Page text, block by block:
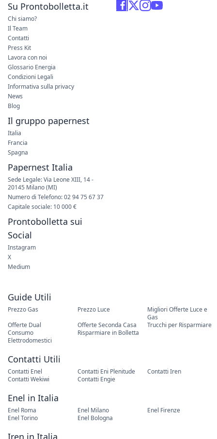
Guide Utili
Prezzo Gas Prezzo Luce
Migliori Offerte Luce e
Gas
Offerte Dual
Offerte Seconda Casa
Trucchi per Risparmiare
Consumo
Elettrodomestici
Risparmiare in Bolletta
Contatti Utili
Contatti Enel Contatti Eni Plenitude
Contatti Iren
Contatti Wekiwi
Contatti Engie
Enel in Italia
Enel Roma Enel Milano
Enel Firenze
Enel Torino
Enel Bologna
Iren in Italia
Su Prontobolletta.it
Chi siamo?
Il Team
Contatti
Press Kit
Lavora con noi
Glossario Energia
Condizioni Legali
Informativa sulla privacy
News
Blog
Il gruppo papernest
Italia
Francia
Spagna
Papernest Italia
Sede Legale: Via Leone XIII, 14 -
20145 Milano (MI)
Numero di Telefono: 02 94 75 67 37
Capitale sociale: 10 000 €
Prontobolletta sui
Social
Instagram
X
Medium